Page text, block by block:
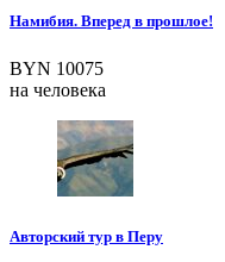
Намибия. Вперед в прошлое!
BYN 10075
на человека
Авторский тур в Перу